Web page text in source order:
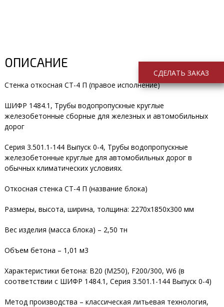
ОПИСАНИЕ
Стенка откосная СТ-4 П (правое исполнение)
ШИФР 1484.1, Трубы водопропускные круглые
железобетонные сборные для железных и автомобильных
дорог
Серия 3.501.1-144 Выпуск 0-4, Трубы водопропускные
железобетонные круглые для автомобильных дорог в
обычных климатических условиях.
Откосная стенка СТ-4 П (название блока)
Размеры, высота, ширина, толщина: 2270х1850х300 мм
Вес изделия (масса блока) – 2,50 тн
Объем бетона – 1,01 м3
Характеристики бетона: В20 (М250), F200/300, W6 (в
соответствии с ШИФР 1484.1, Серия 3.501.1-144 Выпуск 0-4)
Метод производства – классическая литьевая технология,
СДЕЛАТЬ ЗАКАЗ